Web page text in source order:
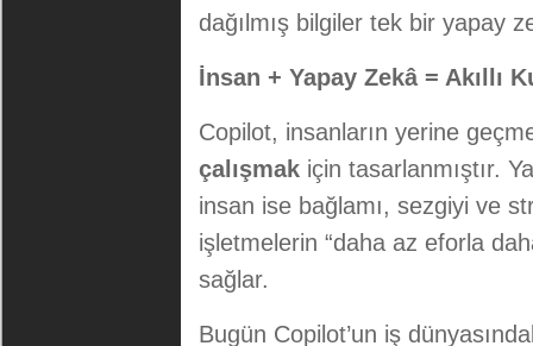
dağılmış bilgiler tek bir yapay
İnsan + Yapay Zekâ = Akıllı
Copilot, insanların yerine
çalışmak için tasarlanmıştır.
insan ise bağlamı, sezgiyi ve
işletmelerin “daha az eforla
sağlar.
Bugün Copilot’un iş